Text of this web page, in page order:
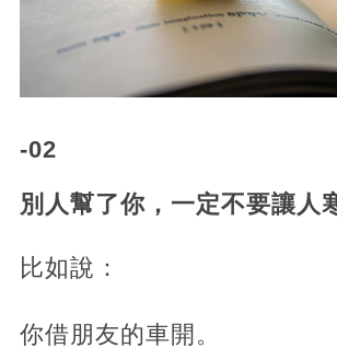
-02
別人幫了你，一定不要讓人
比如說：
你借朋友的車開。